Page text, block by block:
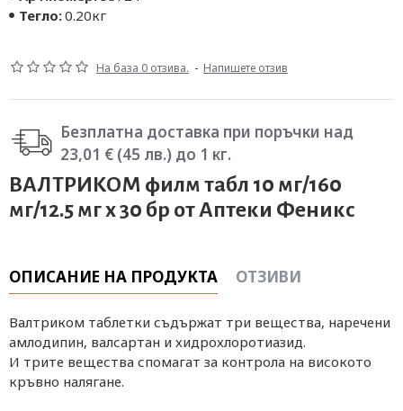
Тегло:0.20кг
На база 0 отзива. - Напишете отзив
Безплатна доставка при поръчки над
23,01 € (45 лв.) до 1 кг.
ВАЛТРИКОМ филм табл 10 мг/160
мг/12.5 мг х 30 бр от Аптеки Феникс
ОПИСАНИЕ НА ПРОДУКТА ОТЗИВИ
Валтриком таблетки съдържат три вещества, наречени
амлодипин, валсартан и хидрохлоротиазид.
И трите вещества спомагат за контрола на високото
кръвно налягане.